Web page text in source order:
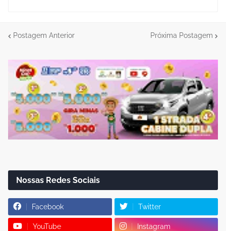
Postagem Anterior Próxima Postagem
Nossas Redes Sociais
Facebook Twitter
YouTube Instagram